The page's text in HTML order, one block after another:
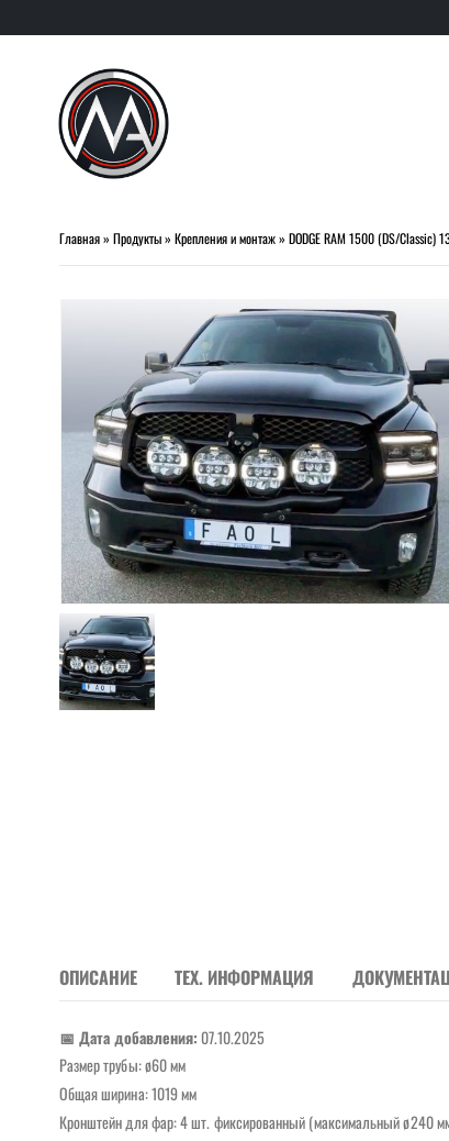
Главная» Продукты» Крепления и монтаж» DODGE RAM 1500 (DS/Classic)
ОПИСАНИЕ ТЕХ. ИНФОРМАЦИЯ
📅 Дата добавления:07.10.2025
Размер трубы: ø60 мм
Общая ширина: 1019 мм
Кронштейн для фар: 4 шт. фиксированный (максимальный ø240